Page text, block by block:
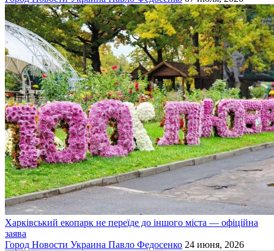
Харківський екопарк не переїде до іншого міста — офіційна
заява
Город Новости Украина Павло Федосенко 24 июня, 2026